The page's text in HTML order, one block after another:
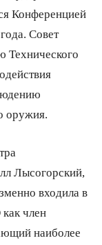
Конференцией
Совет
Технического
оружия.
Лысогорский,
входила в
член
наиболее